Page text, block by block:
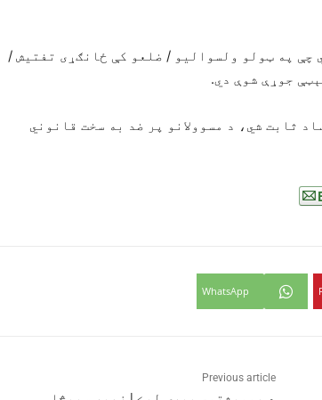
چې په ټولو ولسوالیو / ضلعو کې ځانګړی تفتیش /
جوړې شوې دي.
ثابت شي، د مسوولانو پر ضد به سخت قانوني
WhatsApp
Previous article